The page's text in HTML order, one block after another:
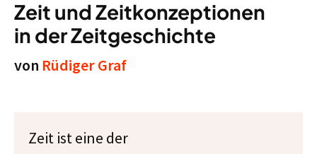
Zeit und Zeitkonzeptionen
in der Zeitgeschichte
von Rüdiger Graf
Zeit ist eine der